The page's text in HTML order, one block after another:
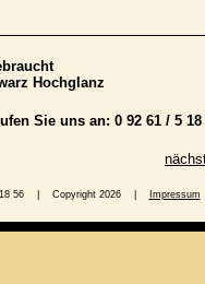
Hochglanz
Sie uns an: 0 92 61 / 5 18
/ 5 18 56 | Copyright 2026 | Impressum